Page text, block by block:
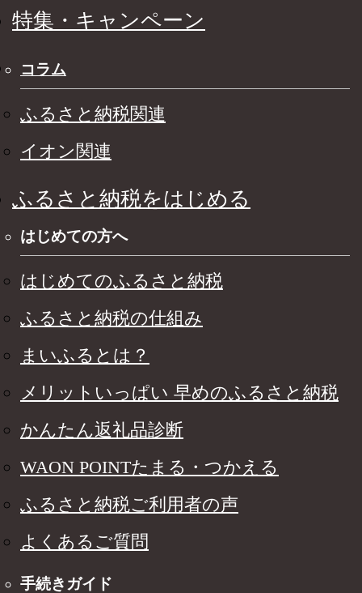
特集・キャンペーン
コラム
ふるさと納税関連
イオン関連
ふるさと納税をはじめる
はじめての方へ
はじめてのふるさと納税
ふるさと納税の仕組み
まいふるとは？
メリットいっぱい 早めのふるさと納税
かんたん返礼品診断
WAON POINTたまる・つかえる
ふるさと納税ご利用者の声
よくあるご質問
手続きガイド